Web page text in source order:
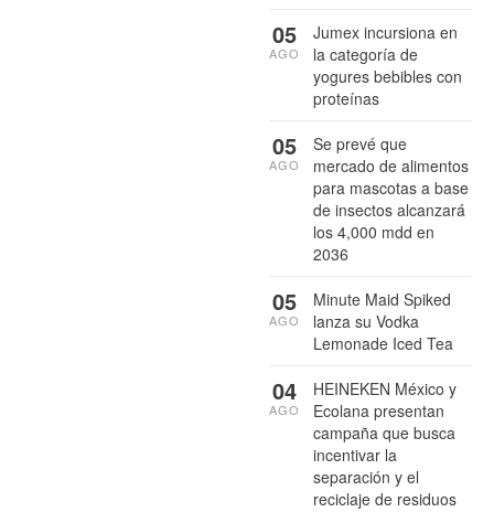
Jumex incursiona en
la categoría de
yogures bebibles con
proteínas
05
AGO
Se prevé que
mercado de alimentos
para mascotas a base
de insectos alcanzará
los 4,000 mdd en
2036
05
AGO
Minute Maid Spiked
lanza su Vodka
Lemonade Iced Tea
05
AGO
HEINEKEN México y
Ecolana presentan
campaña que busca
incentivar la
separación y el
reciclaje de residuos
04
AGO